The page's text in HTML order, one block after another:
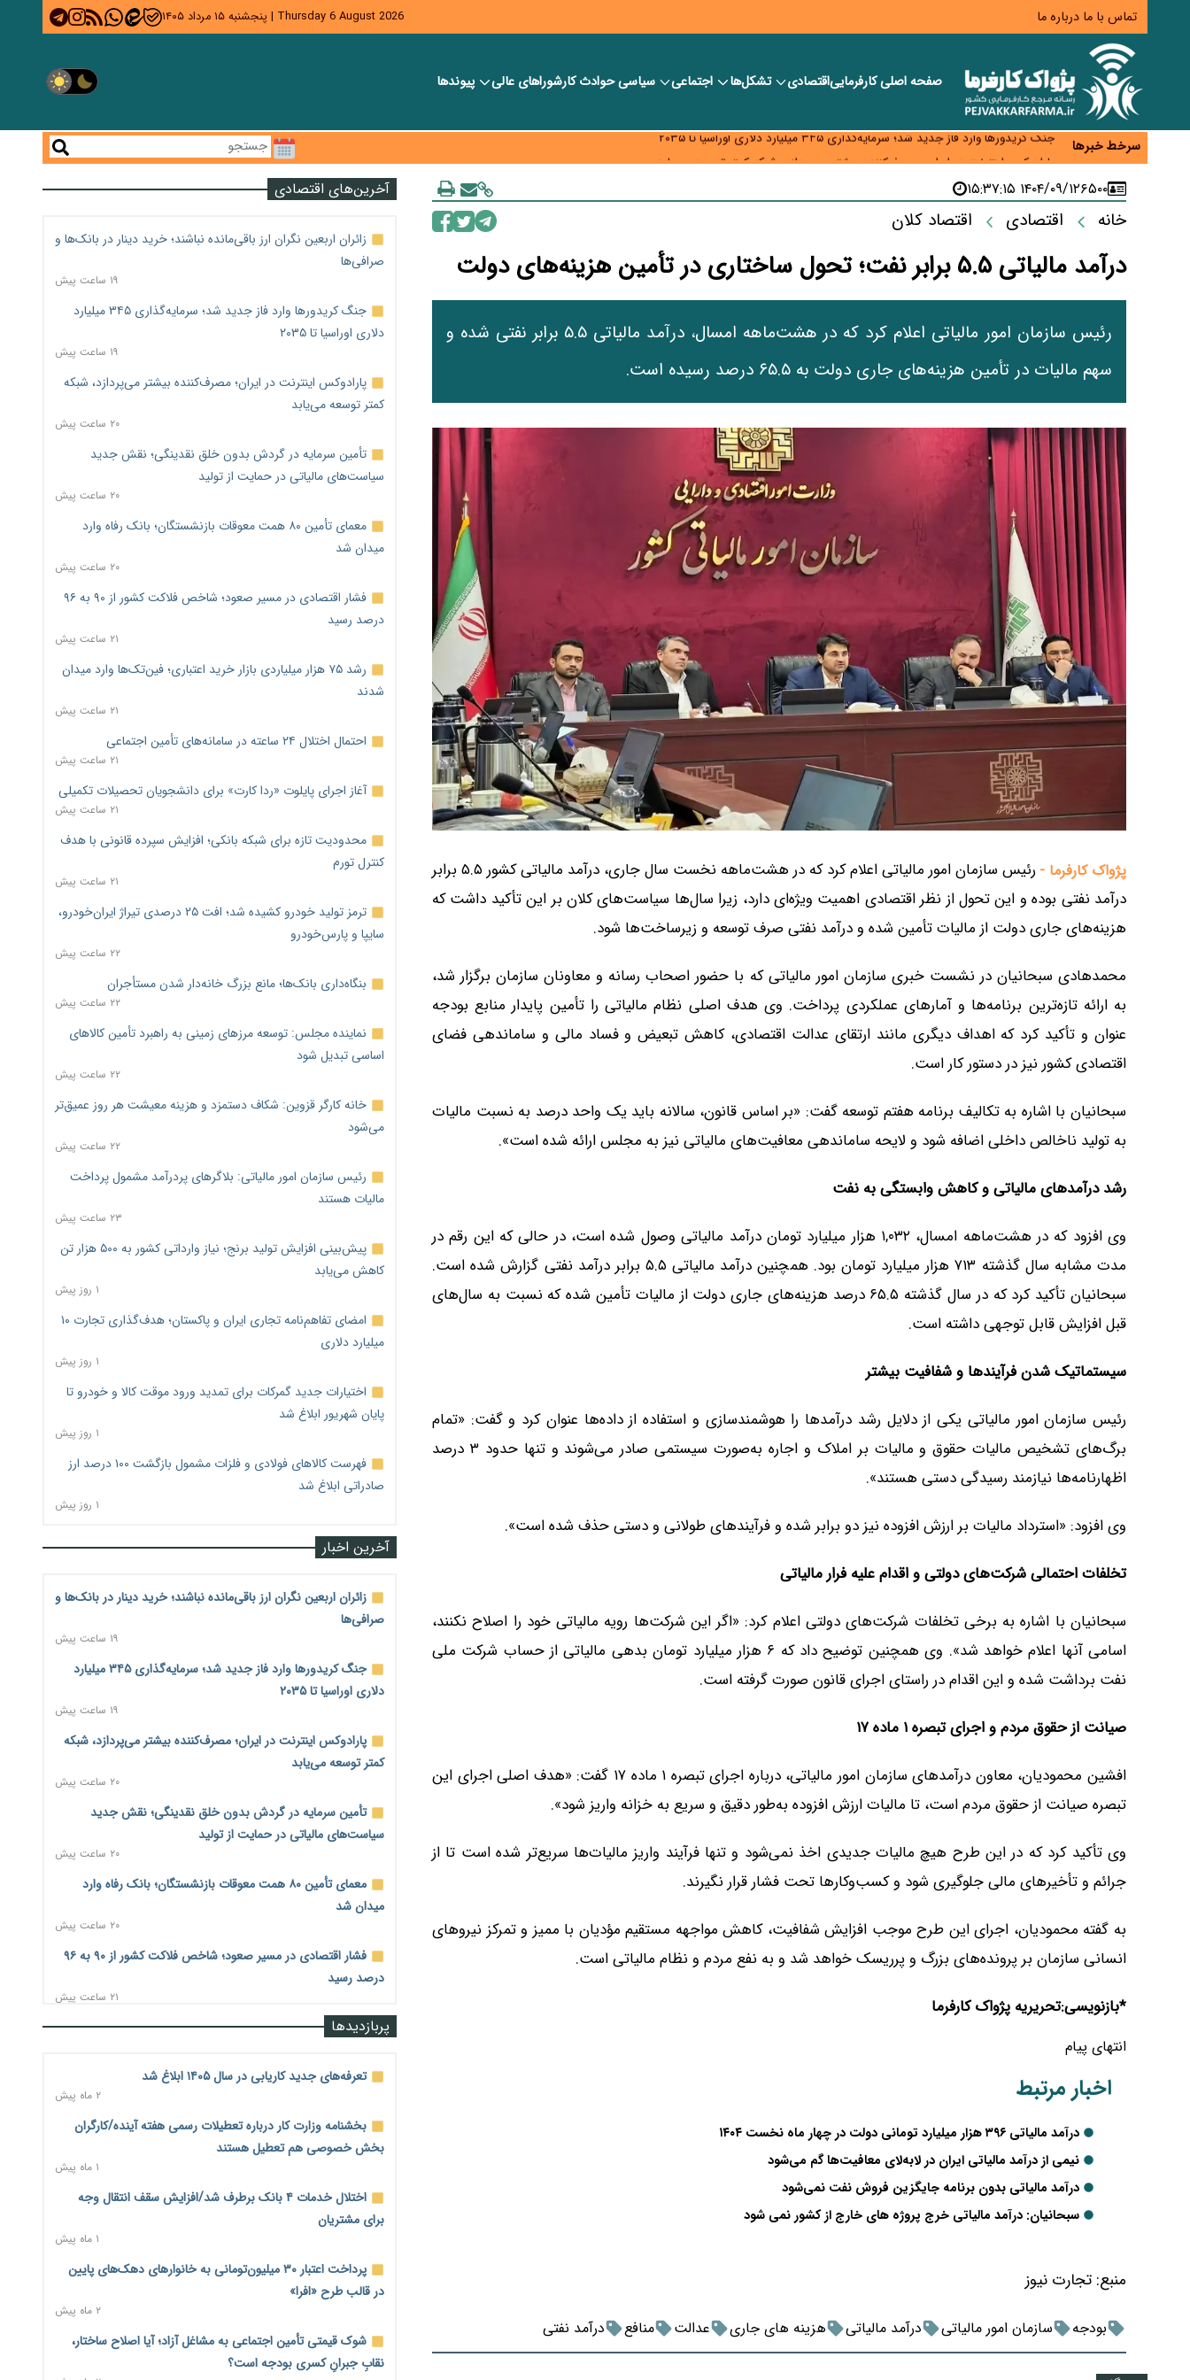
تماس با ما درباره ما Thursday 6 August 2026
| پنجشنبه ۱۵ مرداد ۱۴۰۵
صفحه اصلیکارفرماییاقتصادی تشکل‌ها اجتماعی سیاسیحوادث کارشورا‎های عالی پیوندها
سرخط خبرها
زائران اربعین نگران ارز باقی‌مانده نباشند؛ خرید دینار در بانک‌ها و صرافی‌ها
جنگ کریدورها وارد فاز جدید شد؛ سرمایه‌گذاری ۳۴۵ میلیارد دلاری اوراسیا تا ۲۰۳۵
پارادوکس اینترنت در ایران؛ مصرف‌کننده بیشتر می‌پردازد، شبکه کمتر توسعه می‌یابد
معمای تأمین ۸۰ همت معوقات بازنشستگان؛ بانک رفاه وارد میدان شد
۶۵۰۰۱۴۰۴/۰۹/۱۲ ۱۵:۳۷:۱۵
خانه اقتصادی اقتصاد کلان
درآمد مالیاتی ۵.۵ برابر نفت؛ تحول ساختاری در تأمین هزینه‌های دولت
رئیس سازمان امور مالیاتی اعلام کرد که در هشت‌ماهه امسال، درآمد مالیاتی ۵.۵ برابر نفتی شده و
سهم مالیات در تأمین هزینه‌های جاری دولت به ۶۵.۵ درصد رسیده است.
پژواک کارفرما -
رئیس سازمان امور مالیاتی اعلام کرد که در هشت‌ماهه نخست سال جاری، درآمد مالیاتی کشور ۵.۵ برابر
درآمد نفتی بوده و این تحول از نظر اقتصادی اهمیت ویژه‌ای دارد، زیرا سال‌ها سیاست‌های کلان بر این تأکید داشت که
هزینه‌های جاری دولت از مالیات تأمین شده و درآمد نفتی صرف توسعه و زیرساخت‌ها شود.
محمدهادی سبحانیان در نشست خبری سازمان امور مالیاتی که با حضور اصحاب رسانه و معاونان سازمان برگزار شد،
به ارائه تازه‌ترین برنامه‌ها و آمارهای عملکردی پرداخت. وی هدف اصلی نظام مالیاتی را تأمین پایدار منابع بودجه
عنوان و تأکید کرد که اهداف دیگری مانند ارتقای عدالت اقتصادی، کاهش تبعیض و فساد مالی و ساماندهی فضای
اقتصادی کشور نیز در دستور کار است.
سبحانیان با اشاره به تکالیف برنامه هفتم توسعه گفت: «بر اساس قانون، سالانه باید یک واحد درصد به نسبت مالیات
به تولید ناخالص داخلی اضافه شود و لایحه ساماندهی معافیت‌های مالیاتی نیز به مجلس ارائه شده است».
رشد درآمدهای مالیاتی و کاهش وابستگی به نفت
وی افزود که در هشت‌ماهه امسال، ۱,۰۳۲ هزار میلیارد تومان درآمد مالیاتی وصول شده است، در حالی که این رقم در
مدت مشابه سال گذشته ۷۱۳ هزار میلیارد تومان بود. همچنین درآمد مالیاتی ۵.۵ برابر درآمد نفتی گزارش شده است.
سبحانیان تأکید کرد که در سال گذشته ۶۵.۵ درصد هزینه‌های جاری دولت از مالیات تأمین شده که نسبت به سال‌های
قبل افزایش قابل توجهی داشته است.
سیستماتیک شدن فرآیندها و شفافیت بیشتر
رئیس سازمان امور مالیاتی یکی از دلایل رشد درآمدها را هوشمندسازی و استفاده از داده‌ها عنوان کرد و گفت: «تمام
برگ‌های تشخیص مالیات حقوق و مالیات بر املاک و اجاره به‌صورت سیستمی صادر می‌شوند و تنها حدود ۳ درصد
اظهارنامه‌ها نیازمند رسیدگی دستی هستند».
وی افزود: «استرداد مالیات بر ارزش افزوده نیز دو برابر شده و فرآیندهای طولانی و دستی حذف شده است».
تخلفات احتمالی شرکت‌های دولتی و اقدام علیه فرار مالیاتی
سبحانیان با اشاره به برخی تخلفات شرکت‌های دولتی اعلام کرد: «اگر این شرکت‌ها رویه مالیاتی خود را اصلاح نکنند،
اسامی آنها اعلام خواهد شد». وی همچنین توضیح داد که ۶ هزار میلیارد تومان بدهی مالیاتی از حساب شرکت ملی
نفت برداشت شده و این اقدام در راستای اجرای قانون صورت گرفته است.
صیانت از حقوق مردم و اجرای تبصره۱ ماده۱۷
افشین محمودیان، معاون درآمدهای سازمان امور مالیاتی، درباره اجرای تبصره ۱ ماده ۱۷ گفت: «هدف اصلی اجرای این
تبصره صیانت از حقوق مردم است، تا مالیات ارزش افزوده به‌طور دقیق و سریع به خزانه واریز شود».
وی تأکید کرد که در این طرح هیچ مالیات جدیدی اخذ نمی‌شود و تنها فرآیند واریز مالیات‌ها سریع‌تر شده است تا از
جرائم و تأخیرهای مالی جلوگیری شود و کسب‌وکارها تحت فشار قرار نگیرند.
به گفته محمودیان، اجرای این طرح موجب افزایش شفافیت، کاهش مواجهه مستقیم مؤدیان با ممیز و تمرکز نیروهای
انسانی سازمان بر پرونده‌های بزرگ و پرریسک خواهد شد و به نفع مردم و نظام مالیاتی است.
*بازنویسی:تحریریه پژواک کارفرما
انتهای پیام
اخبار مرتبط
درآمد مالیاتی ۳۹۶ هزار میلیارد تومانی دولت در چهار ماه نخست ۱۴۰۴
نیمی از درآمد مالیاتی ایران در لابه‌لای معافیت‌ها گم می‌شود
درآمد مالیاتی بدون برنامه جایگزین فروش نفت نمی‌شود
سبحانیان: درآمد مالیاتی خرج پروژه های خارج از کشور نمی شود
منبع: تجارت نیوز
بودجه سازمان امور مالیاتی درآمد مالیاتی هزینه های جاری عدالت منافع درآمد نفتی
آخرین‌های اقتصادی
زائران اربعین نگران ارز باقی‌مانده نباشند؛ خرید دینار در بانک‌ها و
صرافی‌ها
۱۹ ساعت پیش
جنگ کریدورها وارد فاز جدید شد؛ سرمایه‌گذاری ۳۴۵ میلیارد
دلاری اوراسیا تا ۲۰۳۵
۱۹ ساعت پیش
پارادوکس اینترنت در ایران؛ مصرف‌کننده بیشتر می‌پردازد، شبکه
کمتر توسعه می‌یابد
۲۰ ساعت پیش
تأمین سرمایه در گردش بدون خلق نقدینگی؛ نقش جدید
سیاست‌های مالیاتی در حمایت از تولید
۲۰ ساعت پیش
معمای تأمین ۸۰ همت معوقات بازنشستگان؛ بانک رفاه وارد
میدان شد
۲۰ ساعت پیش
فشار اقتصادی در مسیر صعود؛ شاخص فلاکت کشور از ۹۰ به ۹۶
درصد رسید
۲۱ ساعت پیش
رشد ۷۵ هزار میلیاردی بازار خرید اعتباری؛ فین‌تک‌ها وارد میدان
شدند
۲۱ ساعت پیش
احتمال اختلال ۲۴ ساعته در سامانه‌های تأمین اجتماعی
۲۱ ساعت پیش
آغاز اجرای پایلوت «ردا کارت» برای دانشجویان تحصیلات تکمیلی
۲۱ ساعت پیش
محدودیت تازه برای شبکه بانکی؛ افزایش سپرده قانونی با هدف
کنترل تورم
۲۱ ساعت پیش
ترمز تولید خودرو کشیده شد؛ افت ۲۵ درصدی تیراژ ایران‌خودرو،
سایپا و پارس‌خودرو
۲۲ ساعت پیش
بنگاه‌داری بانک‌ها؛ مانع بزرگ خانه‌دار شدن مستأجران
۲۲ ساعت پیش
نماینده مجلس: توسعه مرزهای زمینی به راهبرد تأمین کالاهای
اساسی تبدیل شود
۲۲ ساعت پیش
خانه کارگر قزوین: شکاف دستمزد و هزینه معیشت هر روز عمیق‌تر
می‌شود
۲۲ ساعت پیش
رئیس سازمان امور مالیاتی: بلاگرهای پردرآمد مشمول پرداخت
مالیات هستند
۲۳ ساعت پیش
پیش‌بینی افزایش تولید برنج؛ نیاز وارداتی کشور به ۵۰۰ هزار تن
کاهش می‌یابد
۱ روز پیش
امضای تفاهم‌نامه تجاری ایران و پاکستان؛ هدف‌گذاری تجارت ۱۰
میلیارد دلاری
۱ روز پیش
اختیارات جدید گمرکات برای تمدید ورود موقت کالا و خودرو تا
پایان شهریور ابلاغ شد
۱ روز پیش
فهرست کالاهای فولادی و فلزات مشمول بازگشت ۱۰۰ درصد ارز
صادراتی ابلاغ شد
۱ روز پیش
آخرین اخبار
زائران اربعین نگران ارز باقی‌مانده نباشند؛ خرید دینار در بانک‌ها و
صرافی‌ها
۱۹ ساعت پیش
جنگ کریدورها وارد فاز جدید شد؛ سرمایه‌گذاری ۳۴۵ میلیارد
دلاری اوراسیا تا ۲۰۳۵
۱۹ ساعت پیش
پارادوکس اینترنت در ایران؛ مصرف‌کننده بیشتر می‌پردازد، شبکه
کمتر توسعه می‌یابد
۲۰ ساعت پیش
تأمین سرمایه در گردش بدون خلق نقدینگی؛ نقش جدید
سیاست‌های مالیاتی در حمایت از تولید
۲۰ ساعت پیش
معمای تأمین ۸۰ همت معوقات بازنشستگان؛ بانک رفاه وارد
میدان شد
۲۰ ساعت پیش
فشار اقتصادی در مسیر صعود؛ شاخص فلاکت کشور از ۹۰ به ۹۶
درصد رسید
۲۱ ساعت پیش
رشد ۷۵ هزار میلیاردی بازار خرید اعتباری؛ فین‌تک‌ها وارد میدان
۲۱ ساعت پیش
آغاز اجرای پایلوت «ردا کارت» برای دانشجویان تحصیلات تکمیلی
محدودیت تازه برای شبکه بانکی؛ افزایش سپرده قانونی با هدف
کنترل تورم
ترمز تولید خودرو کشیده شد؛ افت ۲۵ درصدی تیراژ ایران‌خودرو،
سایپا و پارس‌خودرو
بنگاه‌داری بانک‌ها؛ مانع بزرگ خانه‌دار شدن مستأجران
پربازدیدها
تعرفه‌های جدید کاریابی در سال ۱۴۰۵ ابلاغ شد
۲ ماه پیش
بخشنامه وزارت کار درباره تعطیلات رسمی هفته آینده/کارگران
بخش خصوصی هم تعطیل هستند
۱ ماه پیش
اختلال خدمات ۴ بانک برطرف شد/افزایش سقف انتقال وجه
برای مشتریان
۱ ماه پیش
پرداخت اعتبار ۳۰ میلیون‌تومانی به خانوارهای دهک‌های پایین
در قالب طرح «افرا»
۲ ماه پیش
شوک قیمتی تأمین اجتماعی به مشاغل آزاد؛ آیا اصلاح ساختار،
نقابِ جبرانِ کسری بودجه است؟